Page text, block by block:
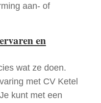
aan- of
en
wat ze doen.
met CV Ketel
kunt met een